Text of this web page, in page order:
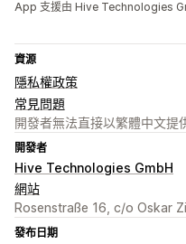
App 支援由 Hive Technologies
資源
隱私權政策
常見問題
開發者無法直接以繁體中文提
開發者
Hive Technologies GmbH
網站
Rosenstraße 16, c/o Oskar
發布日期